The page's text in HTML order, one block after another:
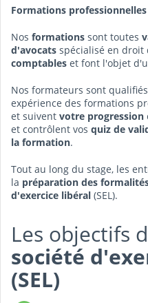
Formations
Nos formations sont toutes
d'avocats spécialisé en droit
comptables et font l'objet
Nos formateurs sont
expérience des formations
et suivent votre progression
et contrôlent vos quiz de
la formation.
Tout au long du stage, les
la préparation des
d'exercice libéral (SEL).
Les objectifs
société
(SEL)